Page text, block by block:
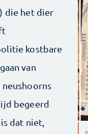
die het dier
kostbare
van
begeerd
dat niet,